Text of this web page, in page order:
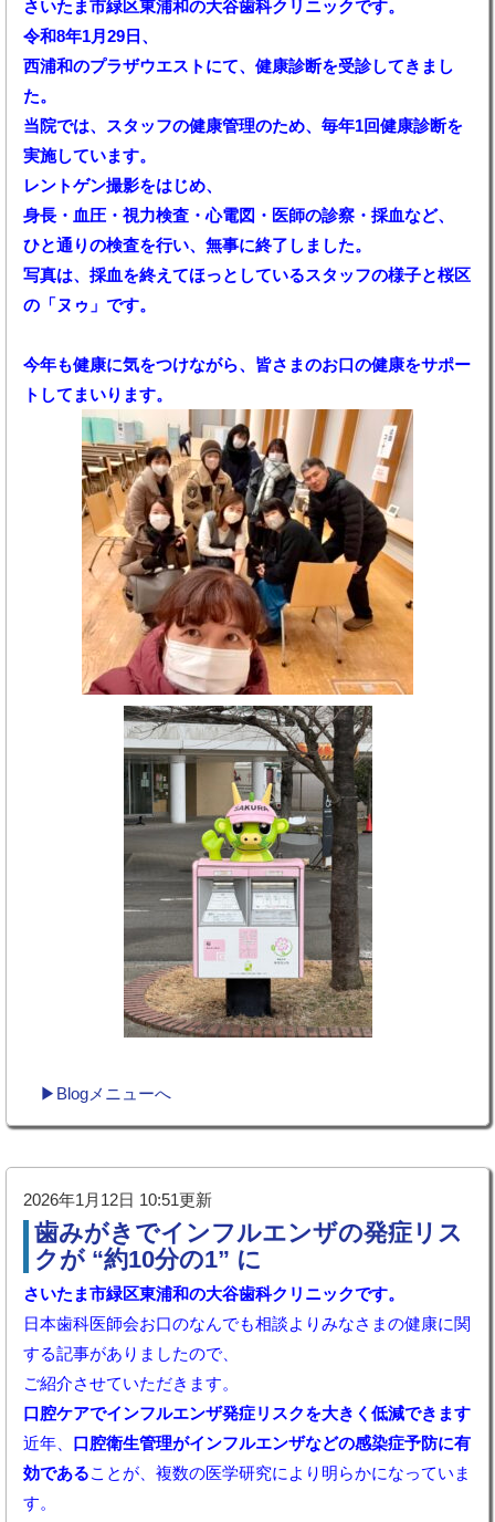
さいたま市緑区東浦和の大谷歯科クリニックです。
令和8年1月29日、
西浦和のプラザウエストにて、健康診断を受診してきまし
た。
当院では、スタッフの健康管理のため、毎年1回健康診断を
実施しています。
レントゲン撮影をはじめ、
身長・血圧・視力検査・心電図・医師の診察・採血など、
ひと通りの検査を行い、無事に終了しました。
写真は、採血を終えてほっとしているスタッフの様子と桜区
の「ヌゥ」です。
今年も健康に気をつけながら、皆さまのお口の健康をサポー
トしてまいります。
▶Blogメニューへ
2026年1月12日 10:51更新
歯みがきでインフルエンザの発症リス
クが “約10分の1” に
さいたま市緑区東浦和の大谷歯科クリニックです。
日本歯科医師会お口のなんでも相談よりみなさまの健康に関
する記事がありましたので、
ご紹介させていただきます。
口腔ケアでインフルエンザ発症リスクを大きく低減できます
近年、 口腔衛生管理がインフルエンザなどの感染症予防に有
効であることが、複数の医学研究により明らかになっていま
す。